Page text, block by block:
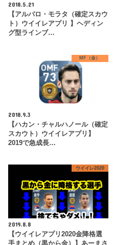
2018.5.21
【アルバロ・モラタ（確定スカウ
ト）ウイイレアプリ 】ヘディン
グ型ラインブ…
MF（金）
2018.9.3
【ハカン・チャルハノール（確定
スカウト）ウイイレアプリ】
2019で急成長…
ウイイレ2020
2019.8.8
【ウイイレアプリ2020金降格選
手まとめ（黒から金）】あーまさ